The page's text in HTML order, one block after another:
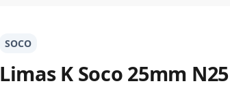
SOCO
Limas K Soco 25mm